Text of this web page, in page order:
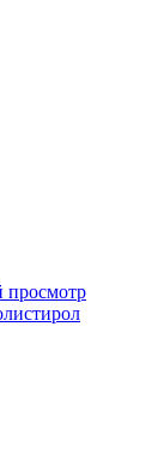
просмотр